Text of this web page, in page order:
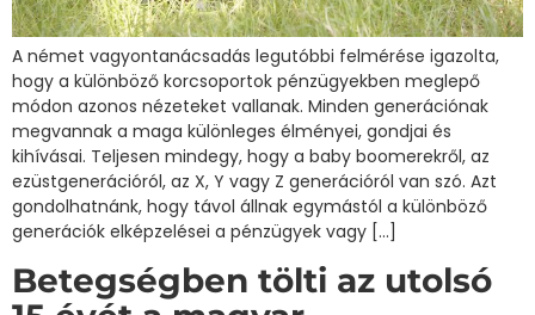
A német vagyontanácsadás legutóbbi felmérése igazolta,
hogy a különböző korcsoportok pénzügyekben meglepő
módon azonos nézeteket vallanak. Minden generációnak
megvannak a maga különleges élményei, gondjai és
kihívásai. Teljesen mindegy, hogy a baby boomerekről, az
ezüstgenerációról, az X, Y vagy Z generációról van szó. Azt
gondolhatnánk, hogy távol állnak egymástól a különböző
generációk elképzelései a pénzügyek vagy […]
Betegségben tölti az utolsó